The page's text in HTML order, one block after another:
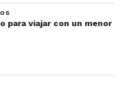
para viajar con un menor